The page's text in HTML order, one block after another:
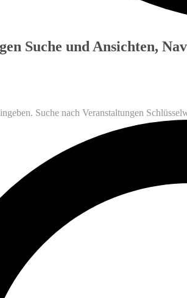
Suche und Ansichten,
Suche nach Veranstaltungen